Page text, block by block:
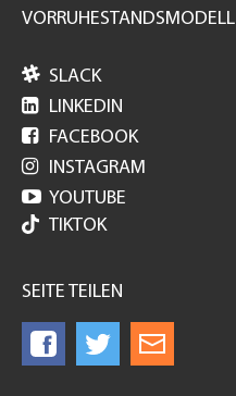
 SLACK
 LINKEDIN
 FACEBOOK
 INSTAGRAM
 YOUTUBE
TIKTOK
SEITE TEILEN